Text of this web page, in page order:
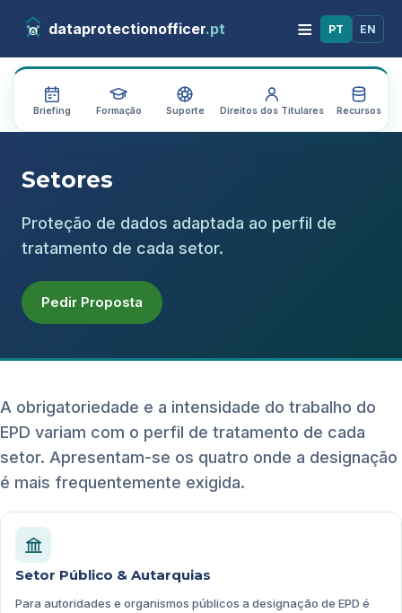
dataprotectionofficer.pt ≡ PT EN
Briefing Formação Suporte Direitos dos Titulares Recursos
Setores
Proteção de dados adaptada ao perfil de
tratamento de cada setor.
Pedir Proposta
A obrigatoriedade e a intensidade do trabalho do
EPD variam com o perfil de tratamento de cada
setor. Apresentam-se os quatro onde a designação
é mais frequentemente exigida.
Setor Público & Autarquias
Para autoridades e organismos públicos a designação de EPD é